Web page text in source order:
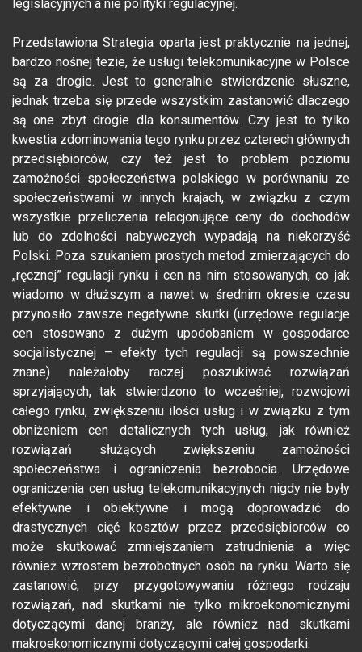
legislacyjnych a nie polityki regulacyjnej.
Przedstawiona Strategia oparta jest praktycznie na jednej,
bardzo nośnej tezie, że usługi telekomunikacyjne w Polsce
są za drogie. Jest to generalnie stwierdzenie słuszne,
jednak trzeba się przede wszystkim zastanowić dlaczego
są one zbyt drogie dla konsumentów. Czy jest to tylko
kwestia zdominowania tego rynku przez czterech głównych
przedsiębiorców, czy też jest to problem poziomu
zamożności społeczeństwa polskiego w porównaniu ze
społeczeństwami w innych krajach, w związku z czym
wszystkie przeliczenia relacjonujące ceny do dochodów
lub do zdolności nabywczych wypadają na niekorzyść
Polski. Poza szukaniem prostych metod zmierzających do
„ręcznej” regulacji rynku i cen na nim stosowanych, co jak
wiadomo w dłuższym a nawet w średnim okresie czasu
przynosiło zawsze negatywne skutki (urzędowe regulacje
cen stosowano z dużym upodobaniem w gospodarce
socjalistycznej – efekty tych regulacji są powszechnie
znane) należałoby raczej poszukiwać rozwiązań
sprzyjających, tak stwierdzono to wcześniej, rozwojowi
całego rynku, zwiększeniu ilości usług i w związku z tym
obniżeniem cen detalicznych tych usług, jak również
rozwiązań służących zwiększeniu zamożności
społeczeństwa i ograniczenia bezrobocia. Urzędowe
ograniczenia cen usług telekomunikacyjnych nigdy nie były
efektywne i obiektywne i mogą doprowadzić do
drastycznych cięć kosztów przez przedsiębiorców co
może skutkować zmniejszaniem zatrudnienia a więc
również wzrostem bezrobotnych osób na rynku. Warto się
zastanowić, przy przygotowywaniu różnego rodzaju
rozwiązań, nad skutkami nie tylko mikroekonomicznymi
dotyczącymi danej branży, ale również nad skutkami
makroekonomicznymi dotyczącymi całej gospodarki.